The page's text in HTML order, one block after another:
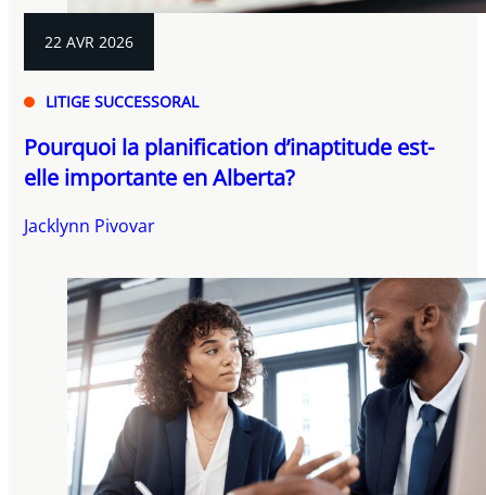
22 AVR 2026
LITIGE SUCCESSORAL
Pourquoi la planification d’inaptitude est-
elle importante en Alberta?
Jacklynn Pivovar